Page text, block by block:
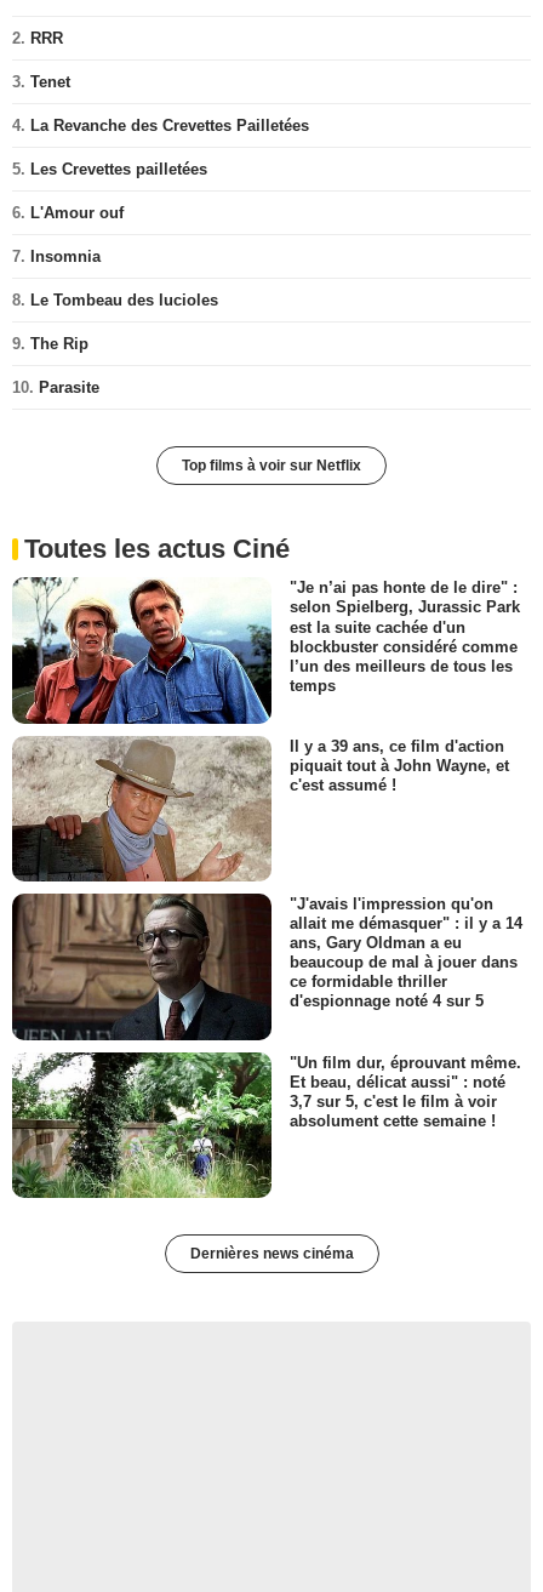
2. RRR
3. Tenet
4. La Revanche des Crevettes Pailletées
5. Les Crevettes pailletées
6. L'Amour ouf
7. Insomnia
8. Le Tombeau des lucioles
9. The Rip
10. Parasite
Top films à voir sur Netflix
Toutes les actus Ciné
"Je n’ai pas honte de le dire" :
selon Spielberg, Jurassic Park
est la suite cachée d'un
blockbuster considéré comme
l’un des meilleurs de tous les
temps
Il y a 39 ans, ce film d'action
piquait tout à John Wayne, et
c'est assumé !
"J'avais l'impression qu'on
allait me démasquer" : il y a 14
ans, Gary Oldman a eu
beaucoup de mal à jouer dans
ce formidable thriller
d'espionnage noté 4 sur 5
"Un film dur, éprouvant même.
Et beau, délicat aussi" : noté
3,7 sur 5, c'est le film à voir
absolument cette semaine !
Dernières news cinéma